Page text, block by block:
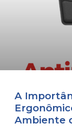
A
Ambiente